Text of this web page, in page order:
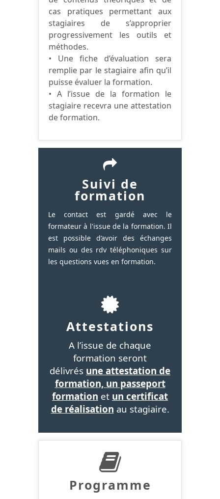
cas pratiques permettant aux
stagiaires de s’approprier
progressivement les outils et
méthodes.
• Une fiche d’évaluation sera
remplie par le stagiaire afin qu’il
puisse évaluer la formation.
• A l’issue de la formation le
stagiaire recevra une attestation
de formation.
Suivi de
formation
Le contact est gardé avec le
formateur à l'issue de la formation. Il
est possible d’avoir des échanges
mails ou des rdv téléphoniques sur
les questions vues en formation.
Attestations
A l’issue de chaque
formation seront
délivrés une attestation de
formation, un passeport
formation et un certificat
de réalisation au stagiaire.
Programme